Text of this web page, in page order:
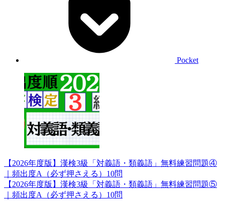
Pocket
【2026年度版】漢検3級「対義語・類義語」無料練習問題④
｜頻出度A（必ず押さえる）10問
【2026年度版】漢検3級「対義語・類義語」無料練習問題⑤
｜頻出度A（必ず押さえる）10問